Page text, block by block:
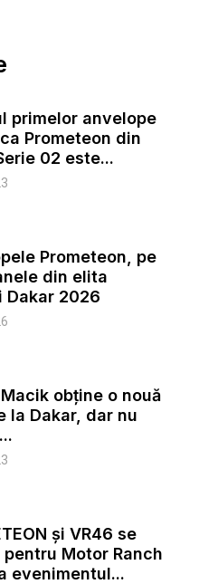
primelor anvelope
Prometeon din
02 este...
Prometeon, pe
din elita
Dakar 2026
obține o nouă
la Dakar, dar nu
și VR46 se
pentru Motor Ranch
evenimentul...